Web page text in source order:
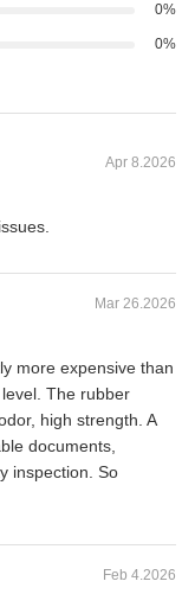
0%
0%
Apr 8.2026
Mar 26.2026
more expensive than
The rubber
high strength. A
documents,
inspection. So
Feb 4.2026